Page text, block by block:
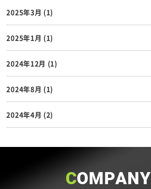
2025年3月 (1)
2025年1月 (1)
2024年12月 (1)
2024年8月 (1)
2024年4月 (2)
COMPANY